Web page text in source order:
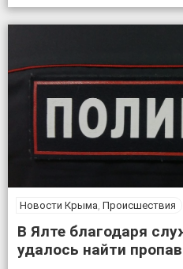
случая новой коронавирусной
положительных на COVID-19», –
Новости Крыма, Происшествия
В Ялте благодаря
удалось найти